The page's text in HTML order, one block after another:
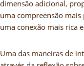
dimensão adicional,
uma compreensão
uma conexão mais rica
Uma das maneiras de